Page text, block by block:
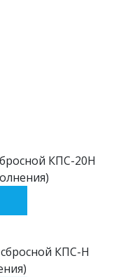
КПС-20Н
КПС-Н